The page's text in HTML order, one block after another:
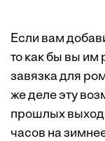
Если вам
то как бы вы им
завязка для
же деле эту
прошлых
часов на